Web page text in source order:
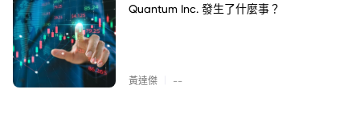
Quantum Inc. 發生了什麼事？
黃達傑 --